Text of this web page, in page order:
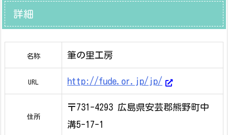
詳細
名称 筆の里工房
URL http://fude.or.jp/jp/
住所
〒731-4293 広島県安芸郡熊野町中
溝5-17-1